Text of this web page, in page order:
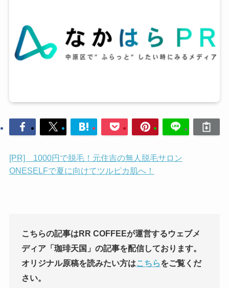
[PR] 1000円で脱毛！元住吉の無人脱毛サロン
ONESELFで夏に向けてツルピカ肌へ！
こちらの記事はRR COFFEEが運営するウェブメ
ディア「珈琲天国」の記事を配信しております。
オリジナル原稿を読みたい方はこちらをご覧くだ
さい。